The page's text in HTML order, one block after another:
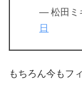
— 松田ミ
日
もちろん今もフ